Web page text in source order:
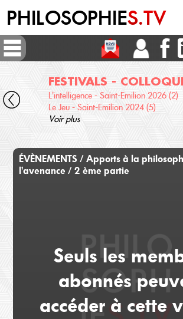
PHILOSOPHIES.TV
FESTIVALS -
L'intelligence - Saint-Emilion 2026 (2)
Le Jeu - Saint-Emilion 2024 (5)
Voir plus
ÉVÈNEMENTS / Apports à la
l'avenance / 2 ème partie
Seuls les
abonnés
accéder à cette